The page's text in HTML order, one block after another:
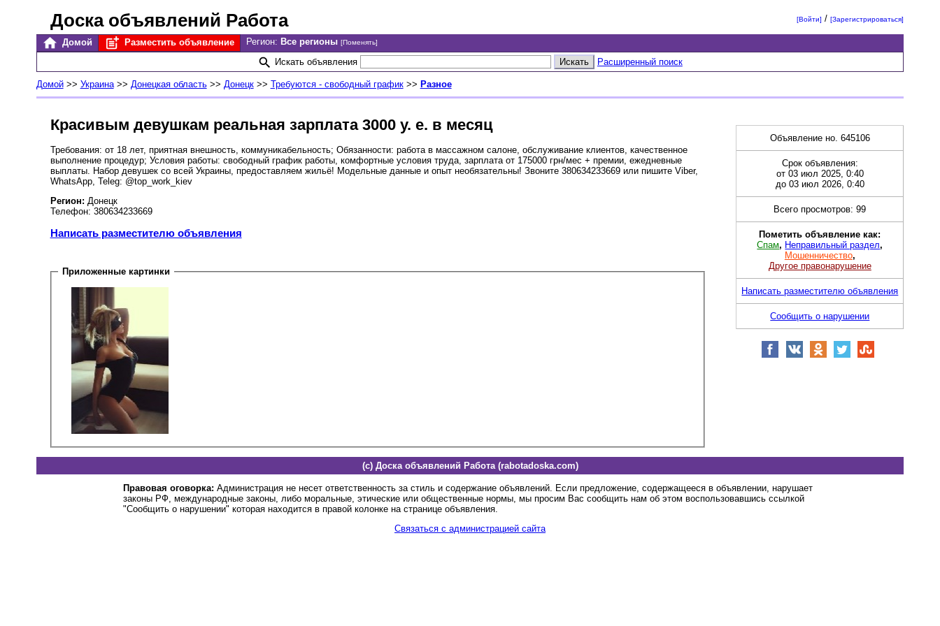
Доска объявлений Работа [Войти] /[Зарегистрироваться]
Домой Разместить объявление Регион: Все регионы [Поменять]
Искать объявления Расширенный поиск
Домой>> Украина>> Донецкая область>> Донецк>> Требуются - свободный график>> Разное
Красивым девушкам реальная зарплата 3000 у. е. в месяц
Требования: от 18 лет, приятная внешность, коммуникабельность; Обязанности: работа в массажном салоне, обслуживание клиентов, качественное
выполнение процедур; Условия работы: свободный график работы, комфортные условия труда, зарплата от 175000 грн/мес + премии, ежедневные
выплаты. Набор девушек со всей Украины, предоставляем жильё! Модельные данные и опыт необязательны! Звоните 380634233669 или пишите Viber,
WhatsApp, Teleg: @top_work_kiev
Регион: Донецк
Телефон: 380634233669
Написать разместителю объявления
Приложенные картинки
Объявление но. 645106
Срок объявления:
от 03 июл 2025, 0:40
до 03 июл 2026, 0:40
Всего просмотров: 99
Пометить объявление как:
Спам, Неправильный раздел,
Мошенничество,
Другое правонарушение
Написать разместителю объявления
Сообщить о нарушении
(c) Доска объявлений Работа (rabotadoska.com)
Правовая оговорка: Администрация не несет ответственность за стиль и содержание объявлений. Если предложение, содержащееся в объявлении, нарушает
законы РФ, международные законы, либо моральные, этические или общественные нормы, мы просим Вас сообщить нам об этом воспользовавшись ссылкой
"Сообщить о нарушении" которая находится в правой колонке на странице объявления.
Связаться с администрацией сайта